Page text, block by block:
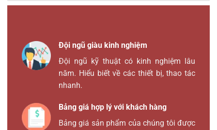
Đội ngũ giàu kinh nghiệm
Đội ngũ kỹ thuật có kinh nghiệm lâu
năm. Hiểu biết về các thiết bị, thao tác
nhanh.
Bảng giá hợp lý với khách hàng
Bảng giá sản phẩm của chúng tôi được